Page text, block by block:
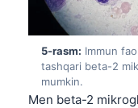
5-rasm: Immun
tashqari beta-2
mumkin.
Men beta-2